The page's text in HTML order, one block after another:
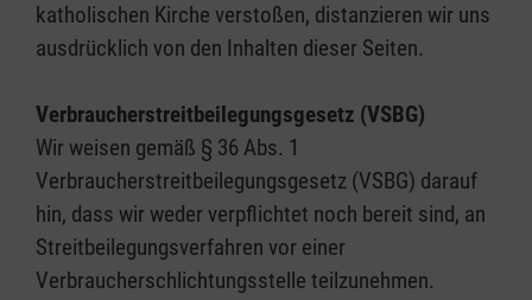
katholischen Kirche verstoßen, distanzieren wir uns
ausdrücklich von den Inhalten dieser Seiten.
Verbraucherstreitbeilegungsgesetz (VSBG)
Wir weisen gemäß § 36 Abs. 1
Verbraucherstreitbeilegungsgesetz (VSBG) darauf
hin, dass wir weder verpflichtet noch bereit sind, an
Streitbeilegungsverfahren vor einer
Verbraucherschlichtungsstelle teilzunehmen.